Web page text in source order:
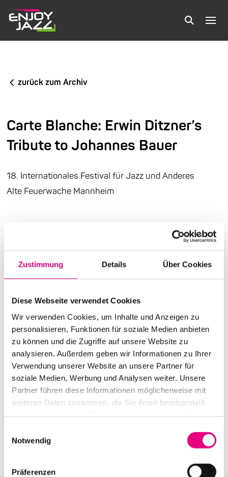
Zustimmung Details Über Cookies
Diese Webseite verwendet Cookies
Wir verwenden Cookies, um Inhalte und Anzeigen zu
personalisieren, Funktionen für soziale Medien anbieten
zu können und die Zugriffe auf unsere Website zu
analysieren. Außerdem geben wir Informationen zu Ihrer
Verwendung unserer Website an unsere Partner für
soziale Medien, Werbung und Analysen weiter. Unsere
Partner führen diese Informationen möglicherweise mit
weiteren Daten zusammen, die Sie ihnen bereitgestellt
Notwendig
Präferenzen
zurück zum Archiv
Carte Blanche: Erwin Ditzner’s
Tribute to Johannes Bauer
18. Internationales Festival für Jazz und Anderes
Alte Feuerwache Mannheim
17. Oktober 2016 - 19:00 Uhr
Ende:17. Oktober 2016 - 22:00 Uhr
Besetzung:
VVK Preis: 17€
Abendkasse:20€
Nationalität:Deutschland
Alte Feuerwache Mannheim:Brückenstraße 2,
Carte Blanche: Erwin Ditzner's Tribute
to Johannes Bauer